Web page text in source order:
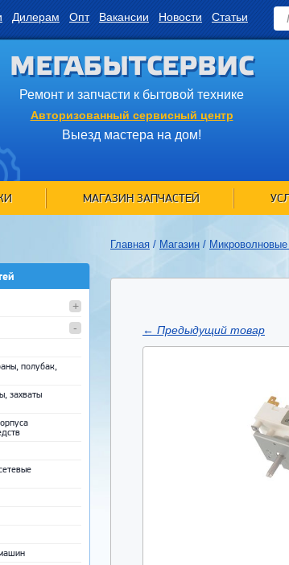
Дилерам Опт Вакансии Новости Статьи
МЕГАБЫТСЕРВИС
Ремонт и запчасти к бытовой технике
Авторизованный сервисный центр
Выезд мастера на дом!
МАГАЗИН ЗАПЧАСТЕЙ
полубак,
захваты
Главная / Магазин /
← Предыдущий товар